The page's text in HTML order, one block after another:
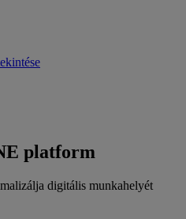
platform
digitális munkahelyét